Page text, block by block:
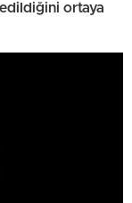
ortaya